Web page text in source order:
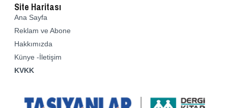
Site Haritası
Ana Sayfa
Reklam ve Abone
Hakkımızda
Künye -İletişim
KVKK